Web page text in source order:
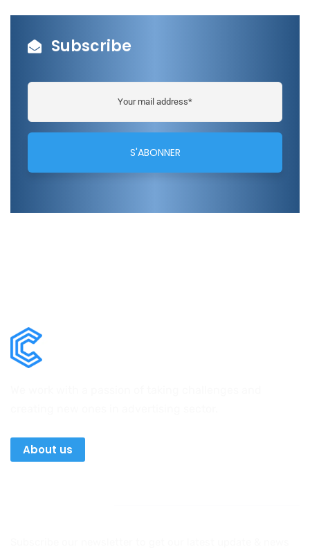
Subscribe
About us